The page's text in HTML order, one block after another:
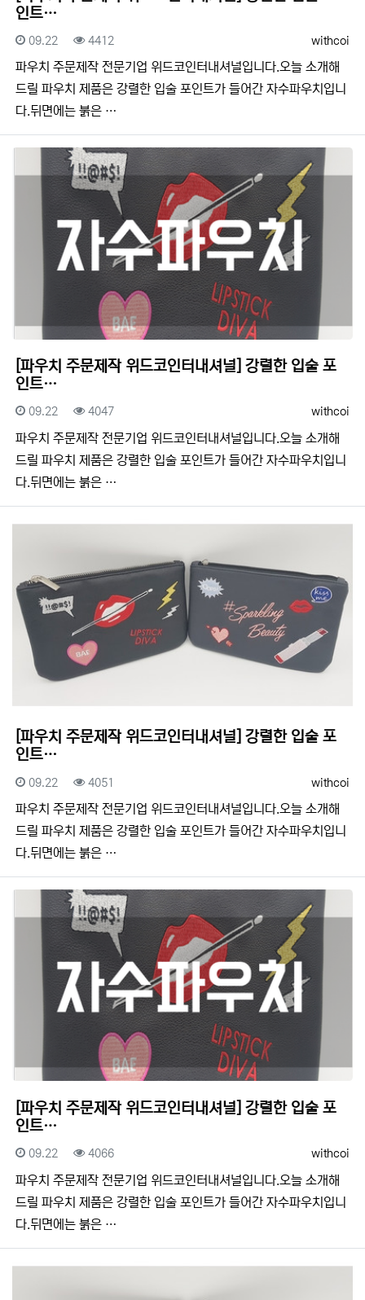
인트…
등록자
withcoi
등록일
09.22 조회
4412
​​파우치 주문제작 전문기업 위드코인터내셔널입니다.​​오늘 소개해
드릴 파우치 제품은 강렬한 입술 포인트가 들어간 자수파우치입니
다.뒤면에는 붉은 …
[파우치 주문제작 위드코인터내셔널] 강렬한 입술 포
인트…
등록자
withcoi
등록일
09.22 조회
4047
​​파우치 주문제작 전문기업 위드코인터내셔널입니다.​​오늘 소개해
드릴 파우치 제품은 강렬한 입술 포인트가 들어간 자수파우치입니
다.뒤면에는 붉은 …
[파우치 주문제작 위드코인터내셔널] 강렬한 입술 포
인트…
등록자
withcoi
등록일
09.22 조회
4051
​​파우치 주문제작 전문기업 위드코인터내셔널입니다.​​오늘 소개해
드릴 파우치 제품은 강렬한 입술 포인트가 들어간 자수파우치입니
다.뒤면에는 붉은 …
[파우치 주문제작 위드코인터내셔널] 강렬한 입술 포
인트…
등록자
withcoi
등록일
09.22 조회
4066
​​파우치 주문제작 전문기업 위드코인터내셔널입니다.​​오늘 소개해
드릴 파우치 제품은 강렬한 입술 포인트가 들어간 자수파우치입니
다.뒤면에는 붉은 …